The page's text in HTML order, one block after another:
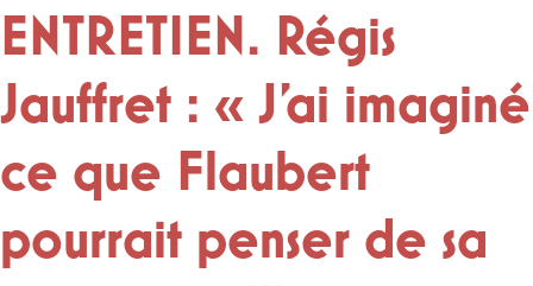
ENTRETIEN. Régis
Jauffret : « J’ai imaginé
ce que Flaubert
pourrait penser de sa